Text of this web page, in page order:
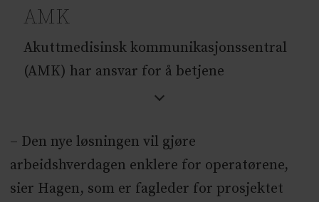
AMK
Akuttmedisinsk kommunikasjonssentral
(AMK) har ansvar for å betjene
nødnummeret 113.Ved AMK-sentralene
veiledning til innringere, og
ressurskoordinatorer som koordinerer
ambulanseoppdrag.De nye kontraktene
– Den nye løsningen vil gjøre
arbeidshverdagen enklere for operatørene,
sier Hagen, som er fagleder for prosjektet